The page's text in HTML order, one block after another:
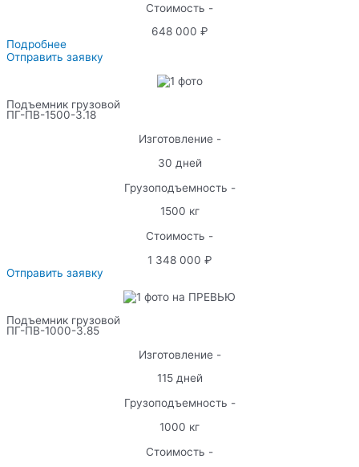
Стоимость -
648 000 ₽
Подробнее
Отправить заявку
Подъемник грузовой
ПГ-ПВ-1500-3.18
Изготовление -
30 дней
Грузоподъемность -
1500 кг
Стоимость -
1 348 000 ₽
Отправить заявку
Подъемник грузовой
ПГ-ПВ-1000-3.85
Изготовление -
115 дней
Грузоподъемность -
1000 кг
Стоимость -